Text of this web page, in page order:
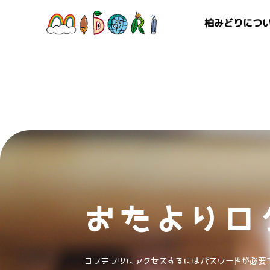
柏みどりにつ
おたよりロ
コンテンツにアクセスするにはパスワードが必要